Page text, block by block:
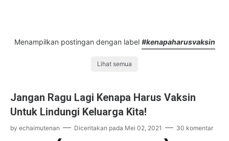
Menampilkan postingan dengan label #kenapaharusvaksin
Lihat semua
Jangan Ragu Lagi Kenapa Harus Vaksin
Untuk Lindungi Keluarga Kita!
by echaimutenan Diceritakan pada Mei 02, 2021 30 komentar